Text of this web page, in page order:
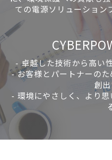
ての電源ソリューション
-卓越した技術から高い
-お客様とパートナーの
創
- 環境にやさしく、より